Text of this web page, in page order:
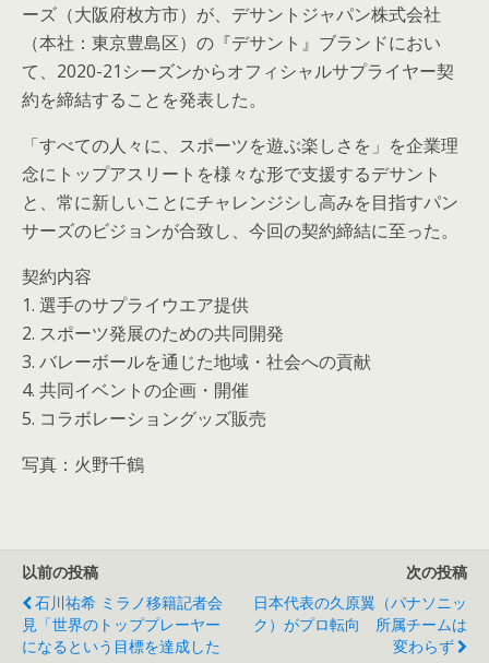
ーズ（大阪府枚方市）が、デサントジャパン株式会社
（本社：東京豊島区）の『デサント』ブランドにおい
て、2020-21シーズンからオフィシャルサプライヤー契
約を締結することを発表した。
「すべての人々に、スポーツを遊ぶ楽しさを」を企業理
念にトップアスリートを様々な形で支援するデサント
と、常に新しいことにチャレンジシし高みを目指すパン
サーズのビジョンが合致し、今回の契約締結に至った。
契約内容
1. 選手のサプライウエア提供
2. スポーツ発展のための共同開発
3. バレーボールを通じた地域・社会への貢献
4. 共同イベントの企画・開催
5. コラボレーショングッズ販売
写真：火野千鶴
以前の投稿
石川祐希 ミラノ移籍記者会
見「世界のトッププレーヤー
になるという目標を達成した
次の投稿
日本代表の久原翼（パナソニッ
ク）がプロ転向 所属チームは
変わらず